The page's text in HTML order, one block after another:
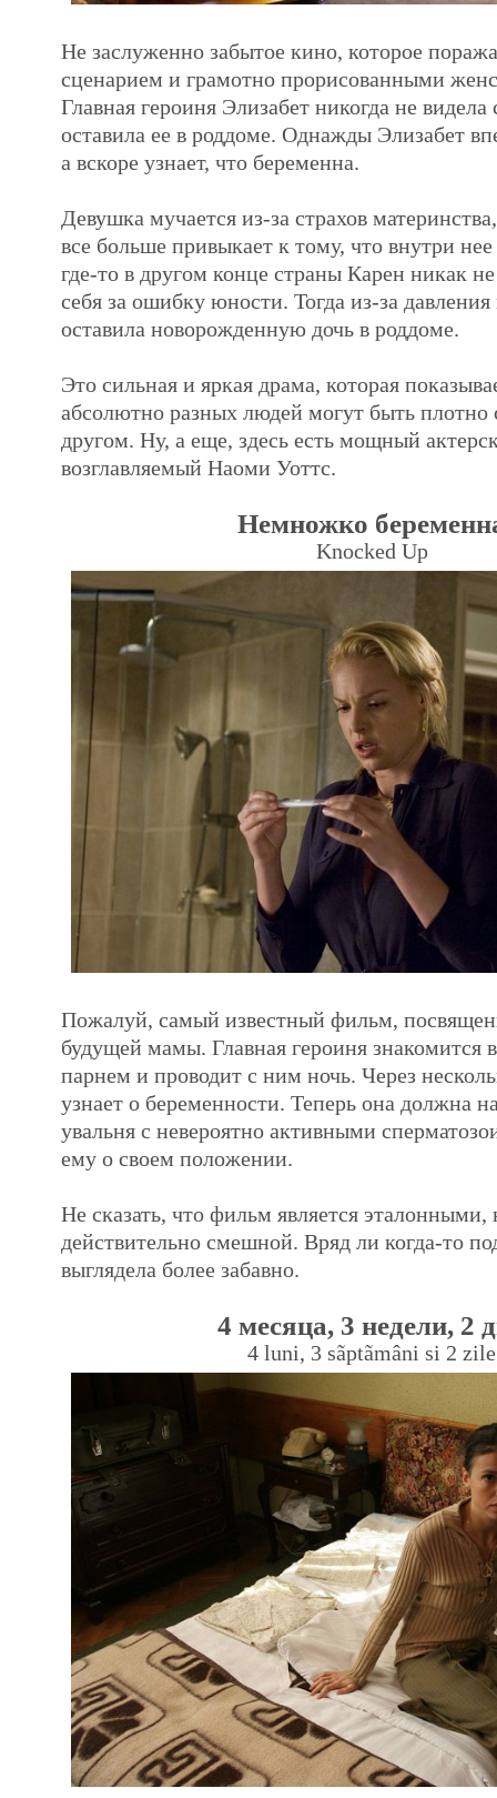
Не заслуженно забытое кино, которое
сценарием и грамотно прорисованными
Главная героиня Элизабет никогда не видела
оставила ее в роддоме. Однажды Элизабет
а вскоре узнает, что беременна.
Девушка мучается из-за страхов
все больше привыкает к тому, что внутри
где-то в другом конце страны Карен никак
себя за ошибку юности. Тогда из-за
оставила новорожденную дочь в роддоме.
Это сильная и яркая драма, которая
абсолютно разных людей могут быть плотно
другом. Ну, а еще, здесь есть мощный
возглавляемый Наоми Уоттс.
Немножко
Knocked Up
Пожалуй, самый известный фильм,
будущей мамы. Главная героиня знакомится
парнем и проводит с ним ночь. Через
узнает о беременности. Теперь она должна
увальня с невероятно активными
ему о своем положении.
Не сказать, что фильм является эталонными,
действительно смешной. Вряд ли когда-то
выглядела более забавно.
4 месяца, 3 недели, 2
4 luni, 3 sãptãmâni si 2 zile